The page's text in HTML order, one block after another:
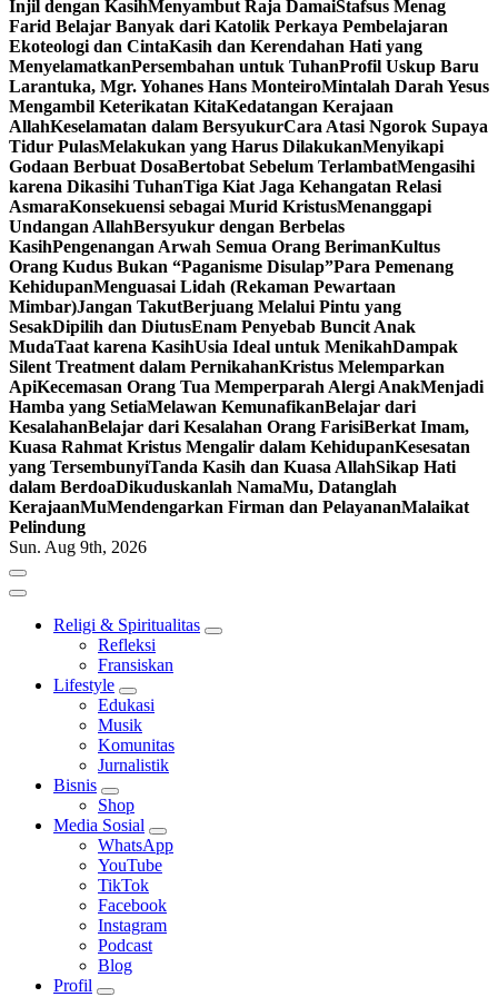
Injil dengan KasihMenyambut Raja DamaiStafsus Menag
Farid Belajar Banyak dari Katolik Perkaya Pembelajaran
Ekoteologi dan CintaKasih dan Kerendahan Hati yang
MenyelamatkanPersembahan untuk TuhanProfil Uskup Baru
Larantuka, Mgr. Yohanes Hans MonteiroMintalah Darah Yesus
Mengambil Keterikatan KitaKedatangan Kerajaan
AllahKeselamatan dalam BersyukurCara Atasi Ngorok Supaya
Tidur PulasMelakukan yang Harus DilakukanMenyikapi
Godaan Berbuat DosaBertobat Sebelum TerlambatMengasihi
karena Dikasihi TuhanTiga Kiat Jaga Kehangatan Relasi
AsmaraKonsekuensi sebagai Murid KristusMenanggapi
Undangan AllahBersyukur dengan Berbelas
KasihPengenangan Arwah Semua Orang BerimanKultus
Orang Kudus Bukan “Paganisme Disulap”Para Pemenang
KehidupanMenguasai Lidah (Rekaman Pewartaan
Mimbar)Jangan TakutBerjuang Melalui Pintu yang
SesakDipilih dan DiutusEnam Penyebab Buncit Anak
MudaTaat karena KasihUsia Ideal untuk MenikahDampak
Silent Treatment dalam PernikahanKristus Melemparkan
ApiKecemasan Orang Tua Memperparah Alergi AnakMenjadi
Hamba yang SetiaMelawan KemunafikanBelajar dari
KesalahanBelajar dari Kesalahan Orang FarisiBerkat Imam,
Kuasa Rahmat Kristus Mengalir dalam KehidupanKesesatan
yang TersembunyiTanda Kasih dan Kuasa AllahSikap Hati
dalam BerdoaDikuduskanlah NamaMu, Datanglah
KerajaanMuMendengarkan Firman dan PelayananMalaikat
Pelindung
Sun. Aug 9th, 2026
Religi & Spiritualitas
Refleksi
Fransiskan
Lifestyle
Edukasi
Musik
Komunitas
Jurnalistik
Bisnis
Shop
Media Sosial
WhatsApp
YouTube
TikTok
Facebook
Instagram
Podcast
Blog
Profil